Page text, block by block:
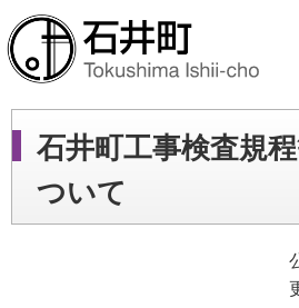
石井町工事検査規
ついて